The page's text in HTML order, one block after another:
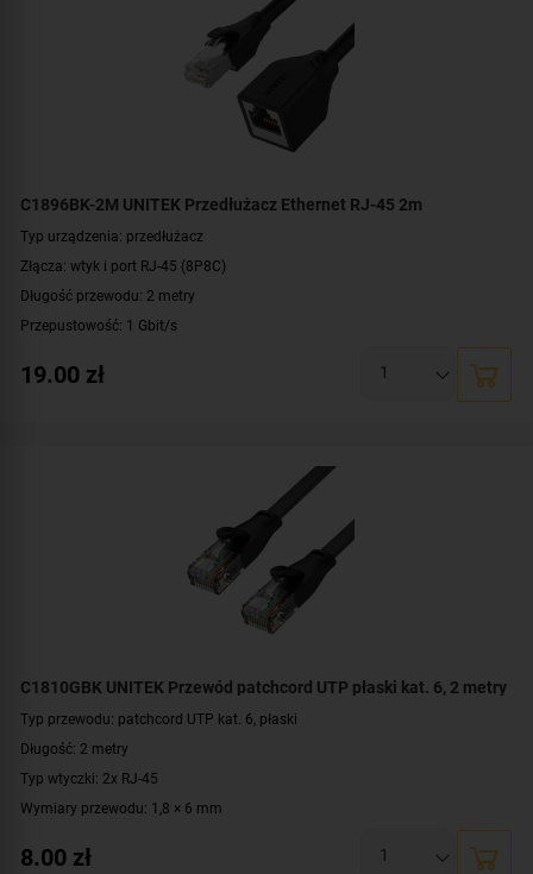
C1896BK-2M UNITEK Przedłużacz Ethernet RJ-45 2m
Typ urządzenia: przedłużacz
Złącza: wtyk i port RJ-45 (8P8C)
Długość przewodu: 2 metry
Przepustowość: 1 Gbit/s
Standard: kat. 6
19.00 zł
C1810GBK UNITEK Przewód patchcord UTP płaski kat. 6, 2 metry
Typ przewodu: patchcord UTP kat. 6, płaski
Długość: 2 metry
Typ wtyczki: 2x RJ-45
Wymiary przewodu: 1,8 × 6 mm
Prędkość: 10/100/1000 Mbit
8.00 zł